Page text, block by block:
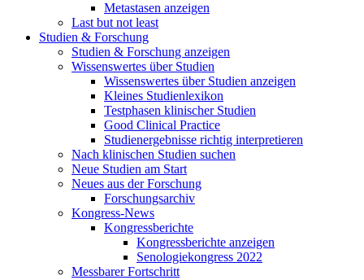
Metastasen anzeigen
Last but not least
Studien & Forschung
Studien & Forschung anzeigen
Wissenswertes über Studien
Wissenswertes über Studien anzeigen
Kleines Studienlexikon
Testphasen klinischer Studien
Good Clinical Practice
Studienergebnisse richtig interpretieren
Nach klinischen Studien suchen
Neue Studien am Start
Neues aus der Forschung
Forschungsarchiv
Kongress-News
Kongressberichte
Kongressberichte anzeigen
Senologiekongress 2022
Messbarer Fortschritt